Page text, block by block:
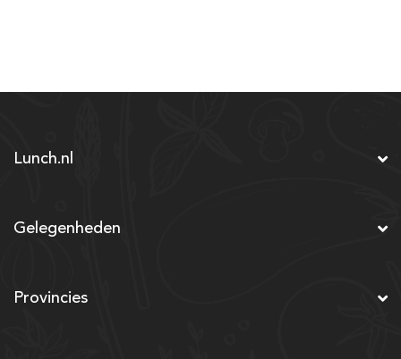
Lunch.nl
Gelegenheden
Provincies